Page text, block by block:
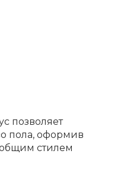
позволяет
пола, оформив
общим стилем